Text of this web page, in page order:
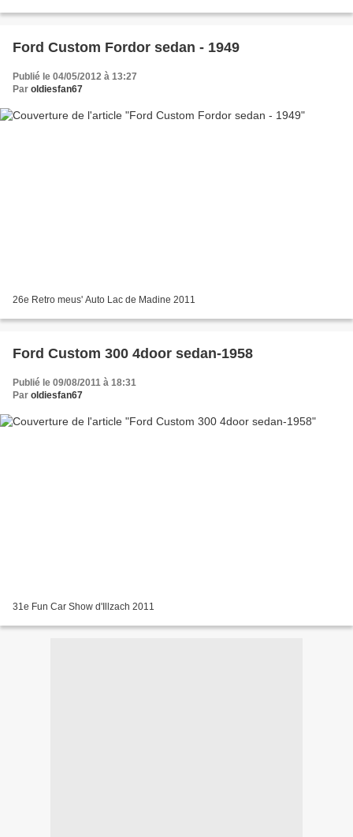
Ford Custom Fordor sedan - 1949
Publié le 04/05/2012 à 13:27
Par oldiesfan67
26e Retro meus' Auto Lac de Madine 2011
Ford Custom 300 4door sedan-1958
Publié le 09/08/2011 à 18:31
Par oldiesfan67
31e Fun Car Show d'Illzach 2011